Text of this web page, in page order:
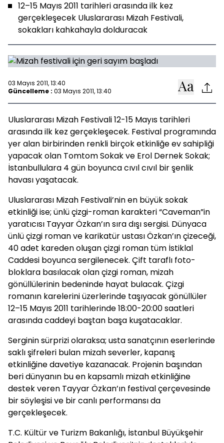
12–15 Mayıs 2011 tarihleri arasında ilk kez
gerçekleşecek Uluslararası Mizah Festivali,
sokakları kahkahayla dolduracak
03 Mayıs 2011, 13:40
Güncelleme : 03 Mayıs 2011, 13:40
Uluslararası Mizah Festivali 12-15 Mayıs tarihleri
arasında ilk kez gerçekleşecek. Festival programında
yer alan birbirinden renkli birçok etkinliğe ev sahipliği
yapacak olan Tomtom Sokak ve Erol Dernek Sokak;
İstanbullulara 4 gün boyunca cıvıl cıvıl bir şenlik
havası yaşatacak.
Uluslararası Mizah Festivali’nin en büyük sokak
etkinliği ise; ünlü çizgi-roman karakteri “Caveman”in
yaratıcısı Tayyar Özkan’ın sıra dışı sergisi. Dünyaca
ünlü çizgi roman ve karikatür ustası Özkan’ın çizeceği,
40 adet kareden oluşan çizgi roman tüm İstiklal
Caddesi boyunca sergilenecek. Çift taraflı foto-
bloklara basılacak olan çizgi roman, mizah
gönüllülerinin bedeninde hayat bulacak. Çizgi
romanın karelerini üzerlerinde taşıyacak gönüllüler
12–15 Mayıs 2011 tarihlerinde 18:00-20:00 saatleri
arasında caddeyi baştan başa kuşatacaklar.
Serginin sürprizi olaraksa; usta sanatçının eserlerinde
saklı şifreleri bulan mizah severler, kapanış
etkinliğine davetiye kazanacak. Projenin başından
beri dünyanın bu en kapsamlı mizah etkinliğine
destek veren Tayyar Özkan’ın festival çerçevesinde
bir söyleşisi ve bir canlı performansı da
gerçekleşecek.
T.C. Kültür ve Turizm Bakanlığı, İstanbul Büyükşehir